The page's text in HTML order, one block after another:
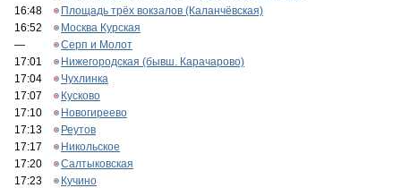
16:48
Площадь трёх вокзалов (Каланчёвская)
16:52
Москва Курская
—
Серп и Молот
17:01
Нижегородская (бывш. Карачарово)
17:04
Чухлинка
17:07
Кусково
17:10
Новогиреево
17:13
Реутов
17:17
Никольское
17:20
Салтыковская
17:23
Кучино